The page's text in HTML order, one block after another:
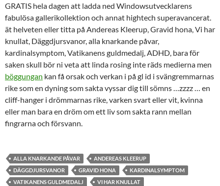
GRATIS hela dagen att ladda ned Windowsutvecklarens
fabulösa gallerikollektion och annat hightech superavancerat.
ät helveten eller titta på Andereas Kleerup, Gravid hona, Vi har
knullat, Däggdjursvanor, alla knarkande påvar,
kardinalsymptom, Vatikanens guldmedalj, ADHD, bara för
saken skull bör ni veta att linda rosing inte räds medierna men
böggungan kan få orsak och verkan i på gl id i svängremmarnas
rike som en dyning som sakta vyssar dig till sömns …zzzz … en
cliff-hanger i drömmarnas rike, varken svart eller vit, kvinna
eller man bara en dröm om ett liv som sakta rann mellan
fingrarna och försvann.
ALLA KNARKANDE PÅVAR
ANDEREAS KLEERUP
DÄGGDJURSVANOR
GRAVID HONA
KARDINALSYMPTOM
VATIKANENS GULDMEDALJ
VI HAR KNULLAT